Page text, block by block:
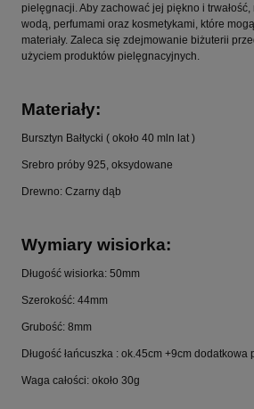
pielęgnacji. Aby zachować jej piękno i
wodą, perfumami oraz kosmetykami, które
materiały. Zaleca się zdejmowanie biżuterii
użyciem produktów pielęgnacyjnych.
Materiały:
Bursztyn Bałtycki ( około 40 mln lat )
Srebro próby 925, oksydowane
Drewno: Czarny dąb
Wymiary wisiorka:
Długość wisiorka: 50mm
Szerokość: 44mm
Grubość: 8mm
Długość łańcuszka : ok.45cm +9cm dodatkowa
Waga całości: około 30g